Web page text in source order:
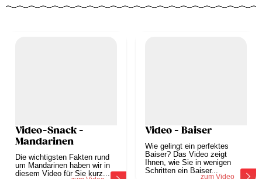
Video-Snack -
Mandarinen
Die wichtigsten Fakten rund
um Mandarinen haben wir in
diesem Video für Sie kurz...
Video - Baiser
Wie gelingt ein perfektes
Baiser? Das Video zeigt
Ihnen, wie Sie in wenigen
Schritten ein Baiser...
zum Video